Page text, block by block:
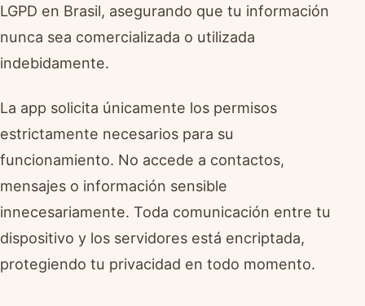
LGPD en Brasil, asegurando que tu información
nunca sea comercializada o utilizada
indebidamente.
La app solicita únicamente los permisos
estrictamente necesarios para su
funcionamiento. No accede a contactos,
mensajes o información sensible
innecesariamente. Toda comunicación entre tu
dispositivo y los servidores está encriptada,
protegiendo tu privacidad en todo momento.